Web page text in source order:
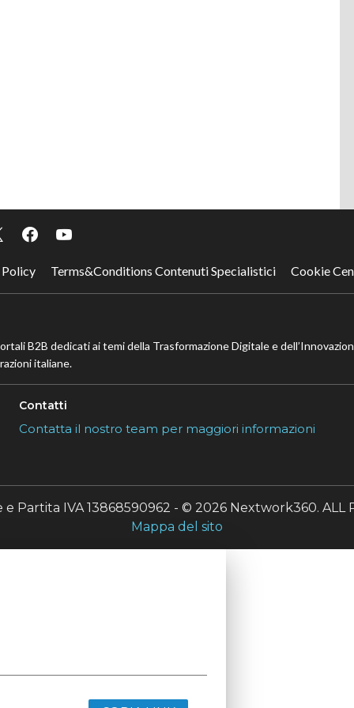
Terms&Conditions Contenuti Specialistici Cookie
B2B dedicati ai temi della Trasformazione Digitale e
italiane.
Contatti
Contatta il nostro team per maggiori informazioni
Partita IVA 13868590962 - © 2026 Nextwork360. ALL
Mappa del sito